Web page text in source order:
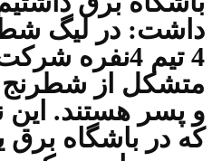
داشت: در لیگ
4 تیم 4نفره
متشکل از شطرنج
و پسر هستند.
که در باشگاه